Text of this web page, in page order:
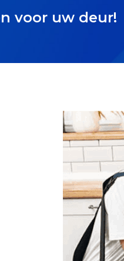
voor uw deur!